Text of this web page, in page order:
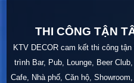
THI CÔNG TẬN
KTV DECOR cam kết thi công
trình Bar, Pub, Lounge, Beer
Cafe, Nhà phố, Căn hộ,